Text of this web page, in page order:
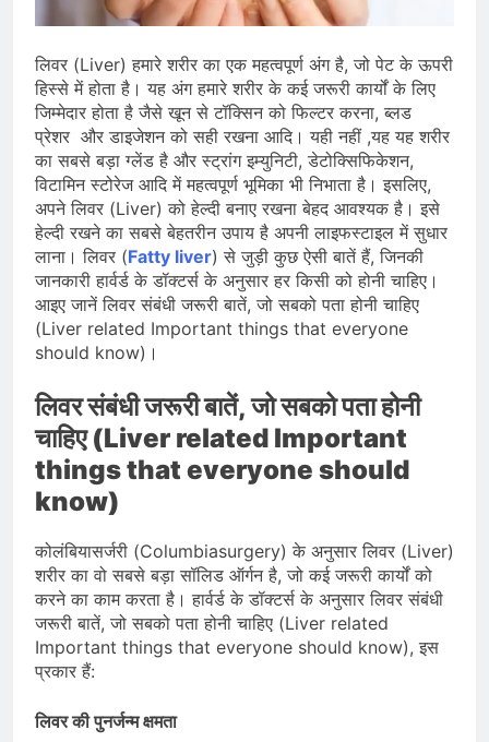
जारी किया, दिल्ली-NCR समेत कई क्षेत्रों में
जलभराव और बाढ़ की आशंका
जंतर-मंतर पुलिस कार्रवाई पर संसद में विपक्ष
का हंगामा तेज़, सरकार से जवाब की मांग
August 6, 2026
राष्ट्रीय हथकरघा दिवस की तैयारियाँ तेज़,
देशभर में बुनकरों और हस्तशिल्प प्रदर्शनियों का
होगा आयोजन
August 5, 2026
लिवर (Liver) हमारे शरीर का एक महत्वपूर्ण अंग है, जो पेट के ऊपरी
हिस्से में होता है। यह अंग हमारे शरीर के कई जरूरी कार्यों के लिए
जिम्मेदार होता है जैसे खून से टॉक्सिन को फिल्टर करना, ब्लड
प्रेशर और डाइजेशन को सही रखना आदि। यही नहीं ,यह यह शरीर
का सबसे बड़ा ग्लेंड है और स्ट्रांग इम्युनिटी, डेटोक्सिफिकेशन,
विटामिन स्टोरेज आदि में महत्वपूर्ण भूमिका भी निभाता है। इसलिए,
अपने लिवर (Liver) को हेल्दी बनाए रखना बेहद आवश्यक है। इसे
हेल्दी रखने का सबसे बेहतरीन उपाय है अपनी लाइफस्टाइल में सुधार
लाना। लिवर (Fatty liver) से जुड़ी कुछ ऐसी बातें हैं, जिनकी
जानकारी हार्वर्ड के डॉक्टर्स के अनुसार हर किसी को होनी चाहिए।
आइए जानें लिवर संबंधी जरूरी बातें, जो सबको पता होनी चाहिए
(Liver related Important things that everyone
should know)।
लिवर संबंधी जरूरी बातें, जो सबको पता होनी
चाहिए (Liver related Important
things that everyone should
know)
कोलंबियासर्जरी (Columbiasurgery) के अनुसार लिवर (Liver)
शरीर का वो सबसे बड़ा सॉलिड ऑर्गन है, जो कई जरूरी कार्यों को
करने का काम करता है। हार्वर्ड के डॉक्टर्स के अनुसार लिवर संबंधी
जरूरी बातें, जो सबको पता होनी चाहिए (Liver related
Important things that everyone should know), इस
प्रकार हैं:
लिवर की पुनर्जन्म क्षमता